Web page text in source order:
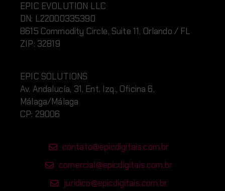
EPIC EVOLUTION LLC
DN: L22000335390
8615 Commodity Circle, Suite 11, Orlando / FL
ZIP: 32819
EPIC SOLUTIONS
Av. Andalucía, 31, Ent. Izq., Oficina 6,
Málaga/Málaga
CP: 29006
contato@epicdigitais.com.br
comercial@epicdigitais.com.br
juridico@epicdigitais.com.br